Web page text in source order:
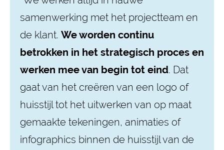
samenwerking met het projectteam en
de klant. We worden continu
betrokken in het strategisch proces en
werken mee van begin tot eind. Dat
gaat van het creëren van een logo of
huisstijl tot het uitwerken van op maat
gemaakte tekeningen, animaties of
infographics binnen de huisstijl van de